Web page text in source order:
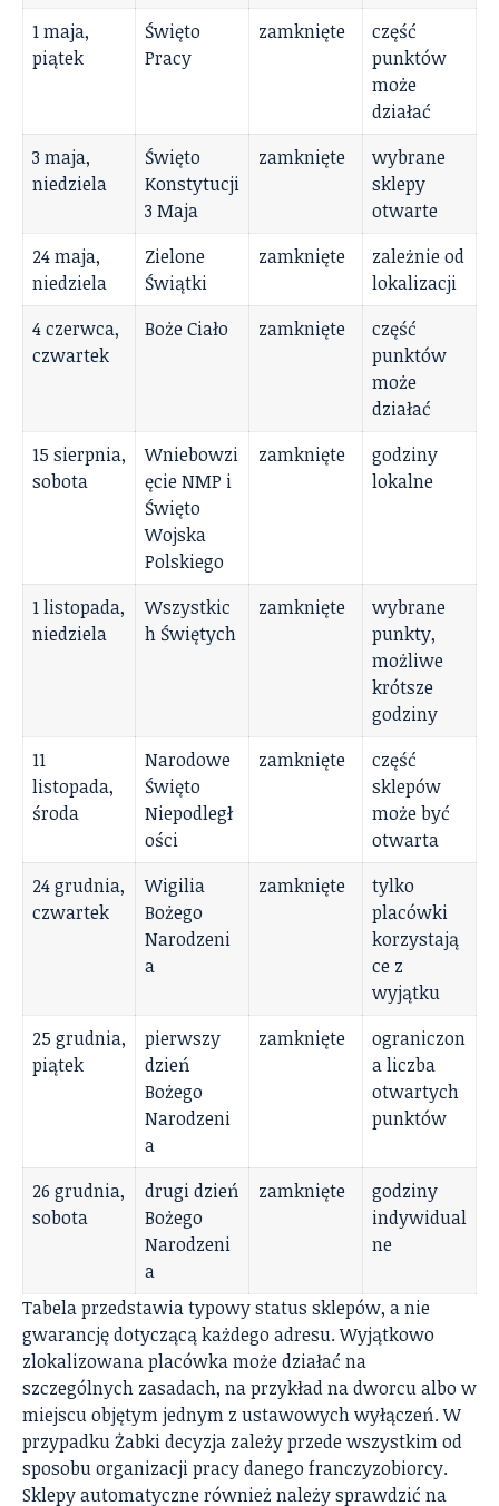
1 maja,
piątek
Święto
Pracy
zamknięte
część
punktów
może
działać
3 maja,
niedziela
Święto
Konstytucji
3 Maja
zamknięte
wybrane
sklepy
otwarte
24 maja,
niedziela
Zielone
Świątki
zamknięte
zależnie od
lokalizacji
4 czerwca,
czwartek
Boże Ciało zamknięte
część
punktów
może
działać
15 sierpnia,
sobota
Wniebowzi
ęcie NMP i
Święto
Wojska
Polskiego
zamknięte
godziny
lokalne
1 listopada,
niedziela
Wszystkic
h Świętych
zamknięte
wybrane
punkty,
możliwe
krótsze
godziny
11
listopada,
środa
Narodowe
Święto
Niepodległ
ości
zamknięte
część
sklepów
może być
otwarta
24 grudnia,
czwartek
Wigilia
Bożego
Narodzeni
a
zamknięte
tylko
placówki
korzystają
ce z
wyjątku
25 grudnia,
piątek
pierwszy
dzień
Bożego
Narodzeni
a
zamknięte
ograniczon
a liczba
otwartych
punktów
26 grudnia,
sobota
drugi dzień
Bożego
Narodzeni
a
zamknięte
godziny
indywidual
ne
Tabela przedstawia typowy status sklepów, a nie
gwarancję dotyczącą każdego adresu. Wyjątkowo
zlokalizowana placówka może działać na
szczególnych zasadach, na przykład na dworcu albo w
miejscu objętym jednym z ustawowych wyłączeń. W
przypadku Żabki decyzja zależy przede wszystkim od
sposobu organizacji pracy danego franczyzobiorcy.
Sklepy automatyczne również należy sprawdzić na